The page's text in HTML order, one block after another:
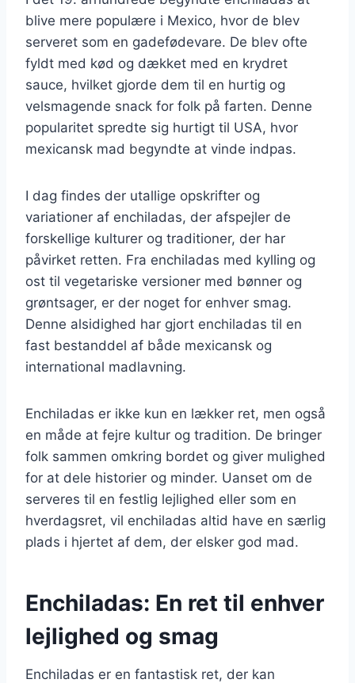
blive mere populære i Mexico, hvor de blev
serveret som en gadefødevare. De blev ofte
fyldt med kød og dækket med en krydret
sauce, hvilket gjorde dem til en hurtig og
velsmagende snack for folk på farten. Denne
popularitet spredte sig hurtigt til USA, hvor
mexicansk mad begyndte at vinde indpas.
I dag findes der utallige opskrifter og
variationer af enchiladas, der afspejler de
forskellige kulturer og traditioner, der har
påvirket retten. Fra enchiladas med kylling og
ost til vegetariske versioner med bønner og
grøntsager, er der noget for enhver smag.
Denne alsidighed har gjort enchiladas til en
fast bestanddel af både mexicansk og
international madlavning.
Enchiladas er ikke kun en lækker ret, men også
en måde at fejre kultur og tradition. De bringer
folk sammen omkring bordet og giver mulighed
for at dele historier og minder. Uanset om de
serveres til en festlig lejlighed eller som en
hverdagsret, vil enchiladas altid have en særlig
plads i hjertet af dem, der elsker god mad.
Enchiladas: En ret til enhver
lejlighed og smag
Enchiladas er en fantastisk ret, der kan